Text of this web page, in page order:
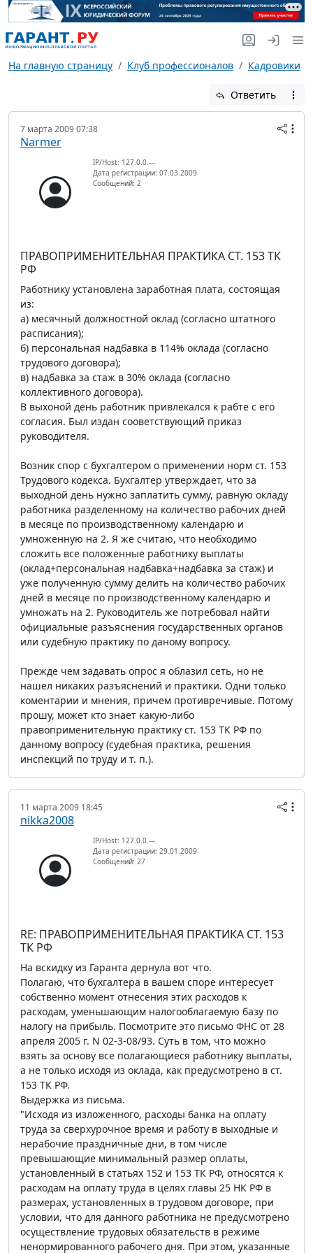
На главную страницу Клуб профессионалов Кадровики
Ответить
7 марта 2009 07:38
Narmer
IP/Host: 127.0.0.---
Дата регистрации: 07.03.2009
Сообщений: 2
ПРАВОПРИМЕНИТЕЛЬНАЯ ПРАКТИКА СТ. 153 ТК
РФ
Работнику установлена заработная плата, состоящая
из:
а) месячный должностной оклад (согласно штатного
расписания);
б) персональная надбавка в 114% оклада (согласно
трудового договора);
в) надбавка за стаж в 30% оклада (согласно
коллективного договора).
В выхоной день работник привлекался к рабте с его
согласия. Был издан сооветствующий приказ
руководителя.
Возник спор с бухгалтером о применении норм ст. 153
Трудового кодекса. Бухгалтер утверждает, что за
выходной день нужно заплатить сумму, равную окладу
работника разделенному на количество рабочих дней
в месяце по производственному календарю и
умноженную на 2. Я же считаю, что необходимо
сложить все положенные работнику выплаты
(оклад+персональная надбавка+надбавка за стаж) и
уже полученную сумму делить на количество рабочих
дней в месяце по производственному календарю и
умножать на 2. Руководитель же потребовал найти
официальные разъяснения государственных органов
или судебную практику по даному вопросу.
Прежде чем задавать опрос я облазил сеть, но не
нашел никаких разъяснений и практики. Одни только
коментарии и мнения, причем противречивые. Потому
прошу, может кто знает какую-либо
правоприменительную практику ст. 153 ТК РФ по
данному вопросу (судебная практика, решения
инспекций по труду и т. п.).
11 марта 2009 18:45
nikka2008
IP/Host: 127.0.0.---
Дата регистрации: 29.01.2009
Сообщений: 27
RE: ПРАВОПРИМЕНИТЕЛЬНАЯ ПРАКТИКА СТ. 153
ТК РФ
На вскидку из Гаранта дернула вот что.
Полагаю, что бухгалтера в вашем споре интересует
собственно момент отнесения этих расходов к
расходам, уменьшающим налогооблагаемую базу по
налогу на прибыль. Посмотрите это письмо ФНС от 28
апреля 2005 г. N 02-3-08/93. Суть в том, что можно
взять за основу все полагающиеся работнику выплаты,
а не только исходя из оклада, как предусмотрено в ст.
153 ТК РФ.
Выдержка из письма.
"Исходя из изложенного, расходы банка на оплату
труда за сверхурочное время и работу в выходные и
нерабочие праздничные дни, в том числе
превышающие минимальный размер оплаты,
установленный в статьях 152 и 153 ТК РФ, относятся к
расходам на оплату труда в целях главы 25 НК РФ в
размерах, установленных в трудовом договоре, при
условии, что для данного работника не предусмотрено
осуществление трудовых обязательств в режиме
ненормированного рабочего дня. При этом, указанные